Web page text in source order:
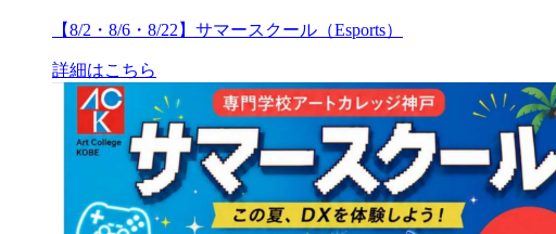
【8/2・8/6・8/22】サマースクール（Esports）
詳細はこちら